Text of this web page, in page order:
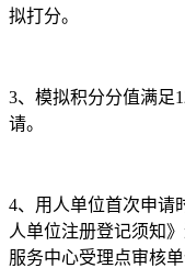
拟打分。
3、模拟积分分值满足
请。
4、用人单位首次申请
人单位注册登记须知
服务中心受理点审核单